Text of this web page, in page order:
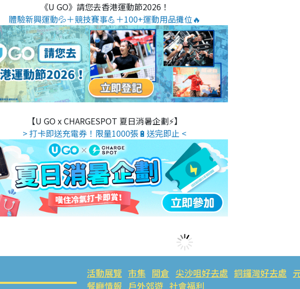
《U GO》請您去香港運動節2026！
體驗新興運動💦＋競技賽事💪＋100+運動用品攤位🔥
【U GO x CHARGESPOT 夏日消暑企劃⚡】
> 打卡即送充電券！限量1000張🔋送完即止 <
活動展覽 市集 開倉 尖沙咀好去處 銅鑼灣好去處
餐廳情報 戶外郊遊 社會福利